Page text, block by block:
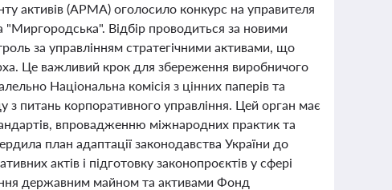
активів (АРМА) оголосило конкурс на управителя
Відбір проводиться за новими
за управлінням стратегічними активами, що
Це важливий крок для збереження виробничого
Національна комісія з цінних паперів та
питань корпоративного управління. Цей орган має
впровадженню міжнародних практик та
план адаптації законодавства України до
актів і підготовку законопроєктів у сфері
державним майном та активами Фонд